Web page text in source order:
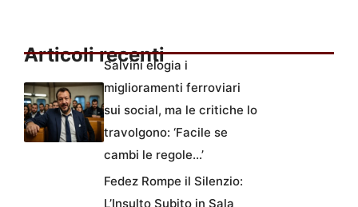
Articoli recenti
Salvini elogia i
miglioramenti ferroviari
sui social, ma le critiche lo
travolgono: ‘Facile se
cambi le regole…’
Fedez Rompe il Silenzio:
L’Insulto Subito in Sala